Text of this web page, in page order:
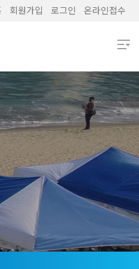
회원가입 로그인 온라인접수